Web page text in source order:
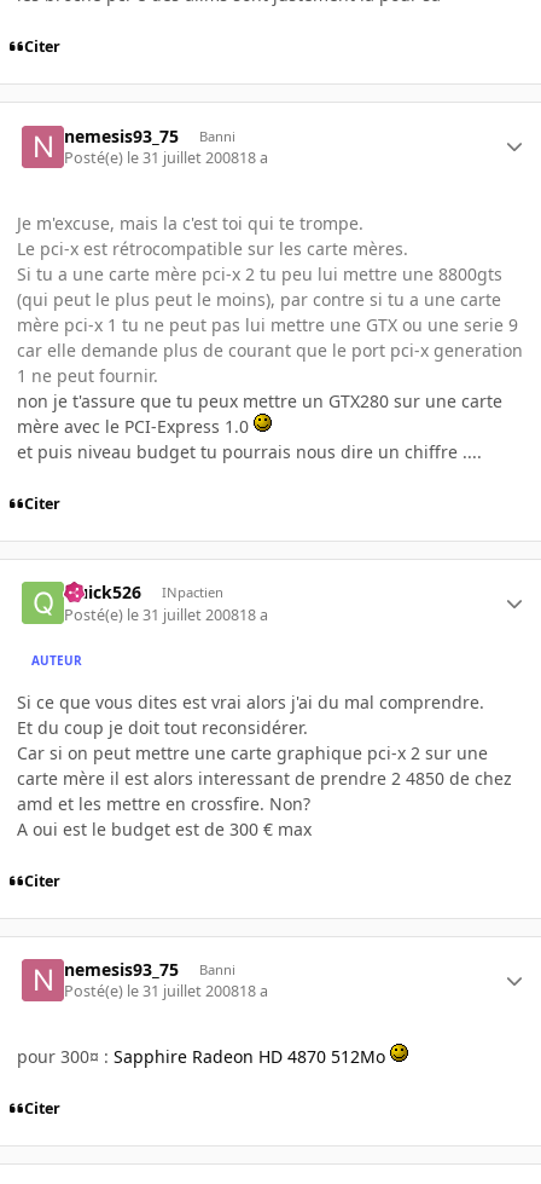
Citer
nemesis93_75 Banni
Posté(e) le 31 juillet 200818 a
Je m'excuse, mais la c'est toi qui te trompe.
Le pci-x est rétrocompatible sur les carte mères.
Si tu a une carte mère pci-x 2 tu peu lui mettre une 8800gts
(qui peut le plus peut le moins), par contre si tu a une carte
mère pci-x 1 tu ne peut pas lui mettre une GTX ou une serie 9
car elle demande plus de courant que le port pci-x generation
1 ne peut fournir.
non je t'assure que tu peux mettre un GTX280 sur une carte
mère avec le PCI-Express 1.0
et puis niveau budget tu pourrais nous dire un chiffre ....
Citer
Quick526 INpactien
Posté(e) le 31 juillet 200818 a
AUTEUR
Si ce que vous dites est vrai alors j'ai du mal comprendre.
Et du coup je doit tout reconsidérer.
Car si on peut mettre une carte graphique pci-x 2 sur une
carte mère il est alors interessant de prendre 2 4850 de chez
amd et les mettre en crossfire. Non?
A oui est le budget est de 300 € max
Citer
nemesis93_75 Banni
Posté(e) le 31 juillet 200818 a
pour 300¤ : Sapphire Radeon HD 4870 512Mo
Citer